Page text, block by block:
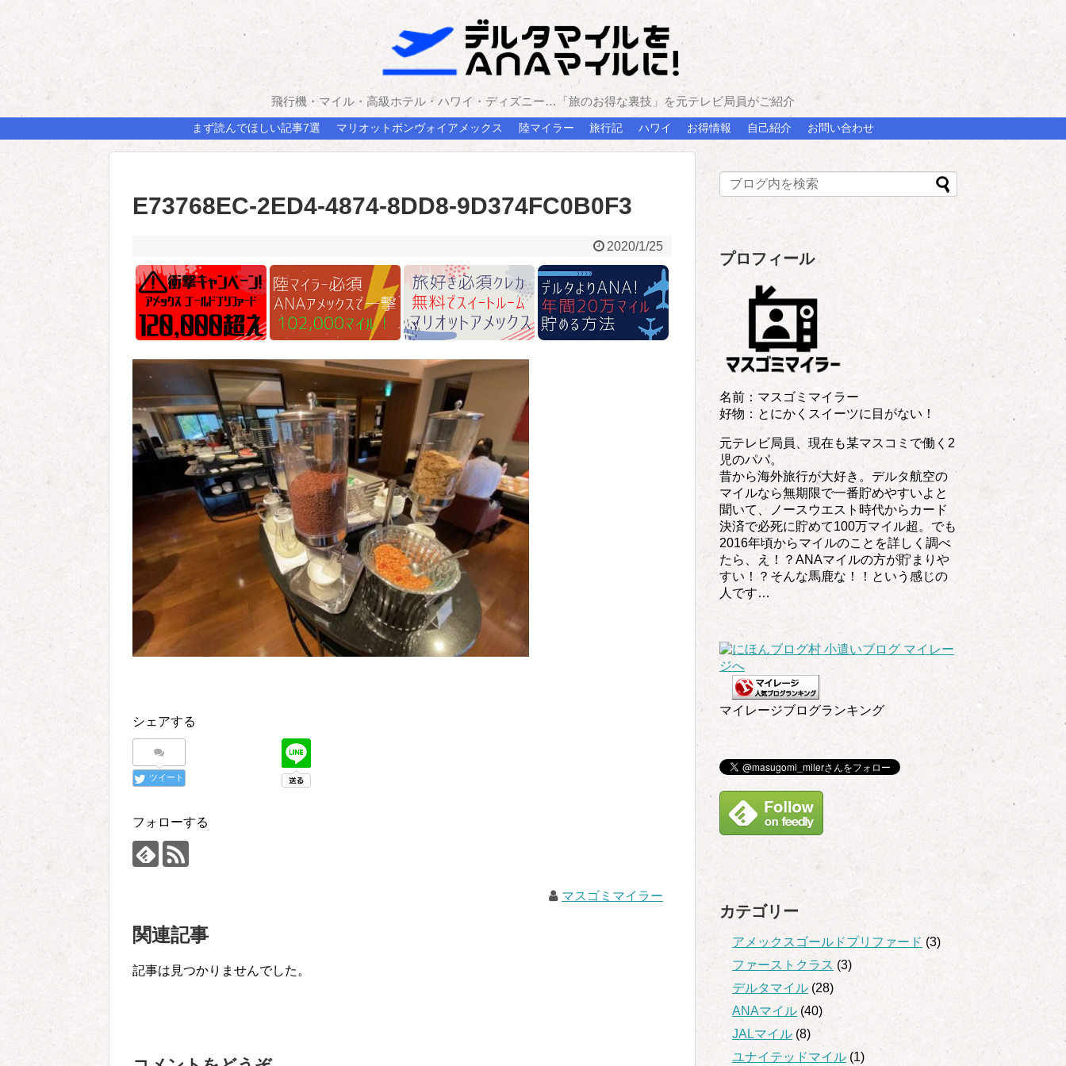
飛行機・マイル・高級ホテル・ハワイ・ディズニー…「旅のお得な裏技」を元テレビ局員がご紹介
まず読んでほしい記事7選 マリオットボンヴォイアメックス 陸マイラー 旅行記 ハワイ お得情報 自己紹介 お問い合わせ
E73768EC-2ED4-4874-8DD8-9D374FC0B0F3
2020/1/25
シェアする
ツイート
フォローする
マスゴミマイラー
関連記事
記事は見つかりませんでした。
プロフィール
名前：マスゴミマイラー
好物：とにかくスイーツに目がない！
元テレビ局員、現在も某マスコミで働く2
児のパパ。
昔から海外旅行が大好き。デルタ航空の
マイルなら無期限で一番貯めやすいよと
聞いて、ノースウエスト時代からカード
決済で必死に貯めて100万マイル超。でも
2016年頃からマイルのことを詳しく調べ
たら、え！？ANAマイルの方が貯まりや
すい！？そんな馬鹿な！！という感じの
人です…
マイレージブログランキング
カテゴリー
アメックスゴールドプリファード (3)
ファーストクラス (3)
デルタマイル (28)
ANAマイル (40)
JALマイル (8)
ユナイテッドマイル (1)